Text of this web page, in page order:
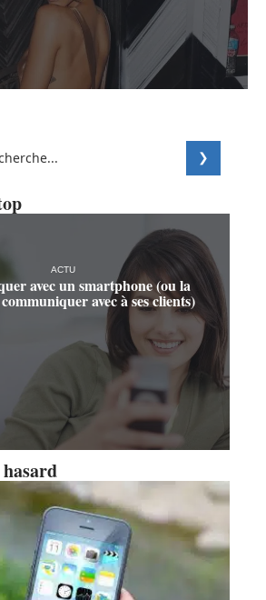
ACTU
avec un smartphone (ou la
avec à ses clients)